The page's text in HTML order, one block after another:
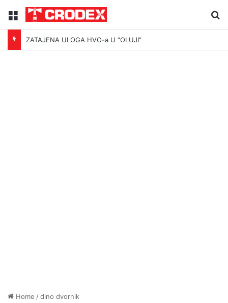
Menu
ZATAJENA ULOGA HVO-a U “OLUJI”
Home /dino dvornik